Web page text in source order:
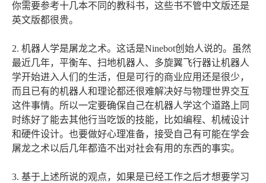
你需要参考十几本不同的教科书，这些书不管中文版还是
英文版都很贵。
2. 机器人学是屠龙之术。这话是Ninebot创始人说的。虽然
最近几年，平衡车、扫地机器人、多旋翼飞行器让机器人
学开始进入人们的生活，但是可行的商业应用还是很少，
而且已有的机器人和理论都还很难解决好与物理世界交互
这件事情。所以一定要确保自己在机器人学这个道路上同
时练好了能去其他行当吃饭的技能，比如编程、机械设计
和硬件设计。也要做好心理准备，接受自己有可能在学会
屠龙之术以后几年都造不出对社会有用的东西的事实。
3. 基于上述所说的观点，如果是已经工作之后才想要学习